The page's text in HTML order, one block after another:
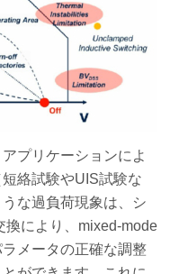
プリケーションによ
絡試験やUIS試験な
な過負荷現象は、シ
換により、mixed-mode
メータの正確な調整